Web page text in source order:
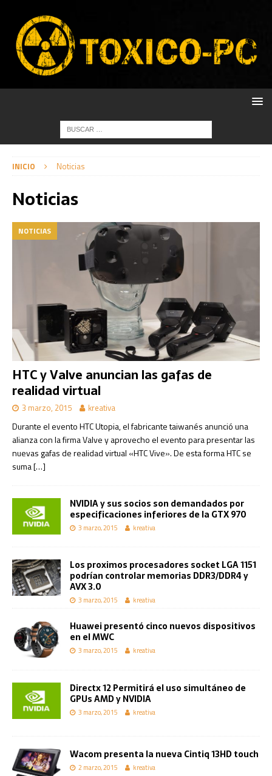
INICIO Noticias
Noticias
NOTICIAS
HTC y Valve anuncian las gafas de
realidad virtual
3 marzo, 2015 kreativa
Durante el evento HTC Utopia, el fabricante taiwanés anunció una
alianza con la firma Valve y aprovecho el evento para presentar las
nuevas gafas de realidad virtual «HTC Vive». De esta forma HTC se
suma[…]
NVIDIA y sus socios son demandados por
especificaciones inferiores de la GTX 970
3 marzo, 2015 kreativa
Los proximos procesadores socket LGA 1151
podrían controlar memorias DDR3/DDR4 y
AVX 3.0
3 marzo, 2015 kreativa
Huawei presentó cinco nuevos dispositivos
en el MWC
3 marzo, 2015 kreativa
Directx 12 Permitirá el uso simultáneo de
GPUs AMD y NVIDIA
3 marzo, 2015 kreativa
Wacom presenta la nueva Cintiq 13HD touch
2 marzo, 2015 kreativa